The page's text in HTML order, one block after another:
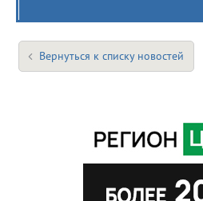
Вернуться к списку новостей